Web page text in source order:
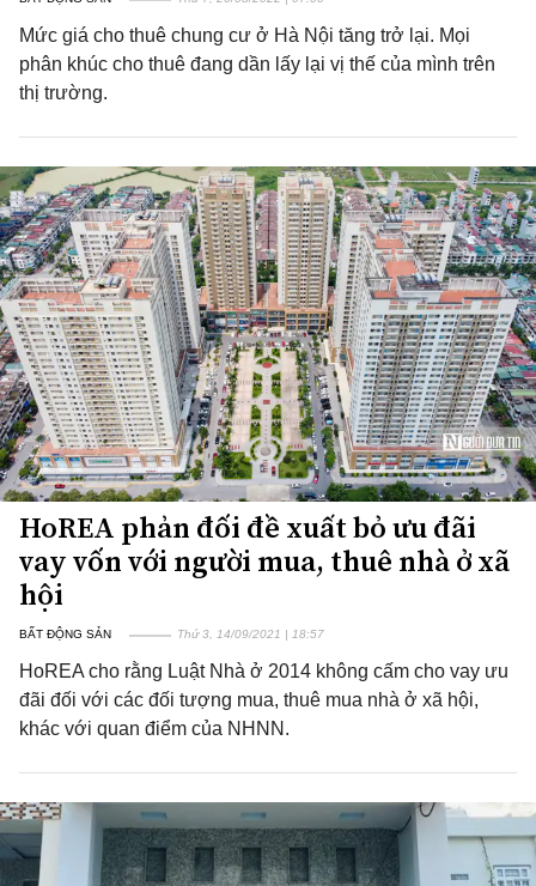
Mức giá cho thuê chung cư ở Hà Nội tăng trở lại. Mọi
phân khúc cho thuê đang dần lấy lại vị thế của mình trên
thị trường.
HoREA phản đối đề xuất bỏ ưu đãi
vay vốn với người mua, thuê nhà ở xã
hội
BẤT ĐỘNG SẢN Thứ 3, 14/09/2021 | 18:57
HoREA cho rằng Luật Nhà ở 2014 không cấm cho vay ưu
đãi đối với các đối tượng mua, thuê mua nhà ở xã hội,
khác với quan điểm của NHNN.